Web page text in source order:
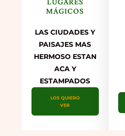
LUGARES
MÁGICOS
LAS CIUDADES Y
PAISAJES MAS
HERMOSO ESTAN
ACA Y
ESTAMPADOS
LOS QUIERO
VER